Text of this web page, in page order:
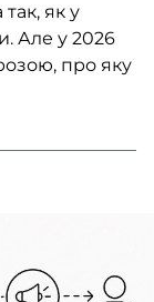
як у
Але у 2026
про яку